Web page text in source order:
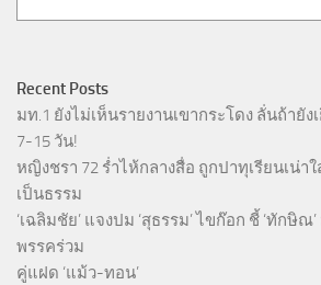
Recent Posts
มท.1 ยังไม่เห็นรายงานเขากระโดง ลั่นถ้ายั
7-15 วัน!
หญิงชรา 72 ร่ำไห้กลางสื่อ ถูกปาทุเรียนเน่า
เป็นธรรม
‘เฉลิมชัย’ แจงปม ‘สุธรรม’ ไขก๊อก ชี้ ‘ทักษิ
พรรคร่วม
คู่แฝด ‘แม้ว-ทอน’